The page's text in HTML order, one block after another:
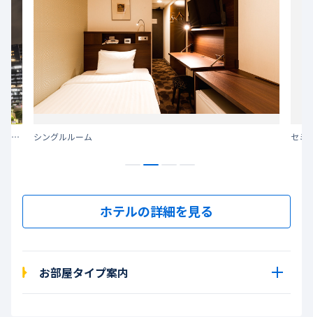
渋谷の繁華街にありながら、喧騒を感じさせない落ち着いた雰囲気が魅力 シングルルーム セミ
ホテルの詳細を見る
お部屋タイプ案内